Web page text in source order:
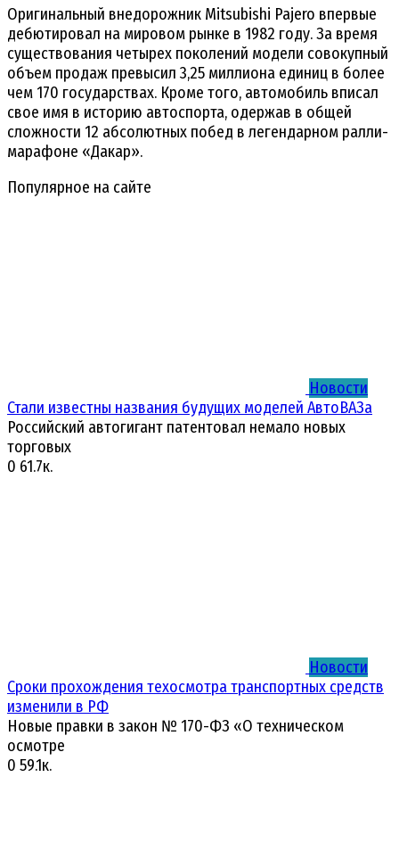
Оригинальный внедорожник Mitsubishi Pajero впервые
дебютировал на мировом рынке в 1982 году. За время
существования четырех поколений модели совокупный
объем продаж превысил 3,25 миллиона единиц в более
чем 170 государствах. Кроме того, автомобиль вписал
свое имя в историю автоспорта, одержав в общей
сложности 12 абсолютных побед в легендарном ралли-
марафоне «Дакар».
Популярное на сайте
Новости
Стали известны названия будущих моделей АвтоВАЗа
Российский автогигант патентовал немало новых
торговых
0 61.7к.
Новости
Сроки прохождения техосмотра транспортных средств
изменили в РФ
Новые правки в закон № 170-ФЗ «О техническом
осмотре
0 59.1к.